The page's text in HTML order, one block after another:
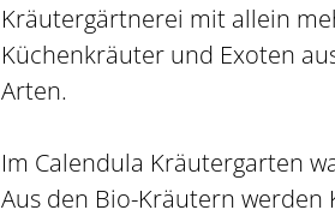
Kräutergärtnerei mit allein
Küchenkräuter und Exoten
Arten.
Im Calendula Kräutergarten
Aus den Bio-Kräutern